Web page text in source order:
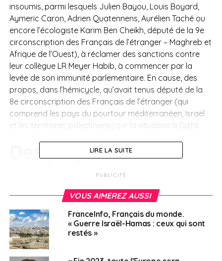
insoumis, parmi lesquels Julien Bayou, Louis Boyard,
Aymeric Caron, Adrien Quatennens, Aurélien Taché ou
encore l’écologiste Karim Ben Cheikh, député de la 9e
circonscription des Français de l’étranger – Maghreb et
Afrique de l’Ouest), à réclamer des sanctions contre
leur collègue LR Meyer Habib, à commencer par la
levée de son immunité parlementaire. En cause, des
propos, dans l’hémicycle, qu’avait tenus député de la
8ecirconscription des Français de l’étranger (qui
comprend les pays du pourtour méditerranéen, Israël
et les territoires palestiniens) sur la situation à Gaza.
Des propos
polémiques
« Alors que la ministre des Affaires étrangères,
Catherine Colonna, était invitée à réagir à la mort d’un
agent du Quai d’Orsay à la suite des bombardements
israéliens sur un bâtiment d’habitation abritant des
civils, Meyer Habib a prononcé distinctement, et par
deux fois, les mots : “Et ce n’est pas fini !” », font valoir
LIRE LA SUITE
PUBLICITÉ
VOUS AIMEREZ AUSSI
FranceInfo, Français du monde.
« Guerre Israël-Hamas : ceux qui sont
restés »